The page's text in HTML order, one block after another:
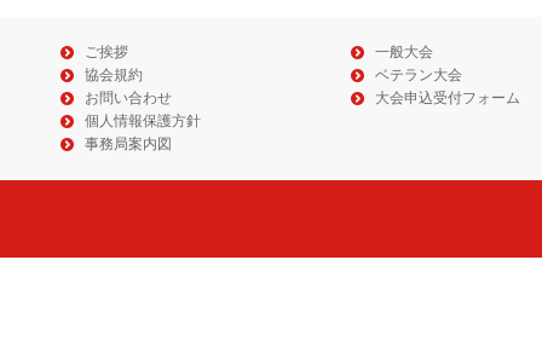
ご挨拶
協会規約
お問い合わせ
個人情報保護方針
事務局案内図
一般大会
ベテラン大会
大会申込受付フォーム